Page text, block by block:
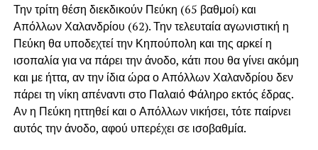
Την τρίτη θέση διεκδικούν Πεύκη (65 βαθμοί) και
Απόλλων Χαλανδρίου (62). Την τελευταία αγωνιστική η
Πεύκη θα υποδεχτεί την Κηπούπολη και της αρκεί η
ισοπαλία για να πάρει την άνοδο, κάτι που θα γίνει ακόμη
και με ήττα, αν την ίδια ώρα ο Απόλλων Χαλανδρίου δεν
πάρει τη νίκη απέναντι στο Παλαιό Φάληρο εκτός έδρας.
Αν η Πεύκη ηττηθεί και ο Απόλλων νικήσει, τότε παίρνει
αυτός την άνοδο, αφού υπερέχει σε ισοβαθμία.